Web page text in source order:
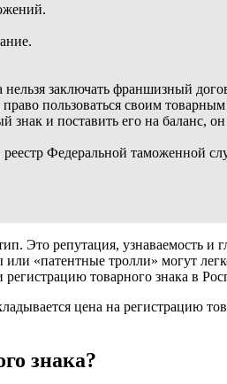
нельзя заключать франшизный
пользоваться своим
знак и поставить его на
Федеральной таможенной
Это репутация, узнаваемость и
«патентные тролли» могут
товарного знака в
цена на регистрацию
знака?